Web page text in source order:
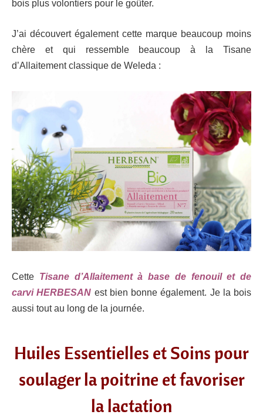
bois plus volontiers pour le goûter.
J’ai découvert également cette marque beaucoup moins
chère et qui ressemble beaucoup à la Tisane
d’Allaitement classique de Weleda :
Cette Tisane d’Allaitement à base de fenouil et de
carvi HERBESAN est bien bonne également. Je la bois
aussi tout au long de la journée.
Huiles Essentielles et Soins pour
soulager la poitrine et favoriser
la lactation